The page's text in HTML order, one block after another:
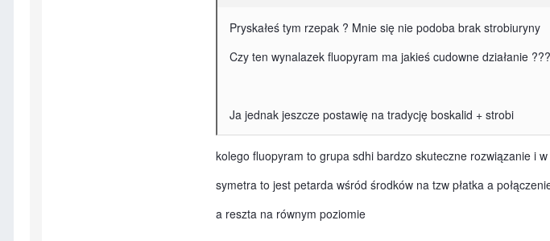
Pryskałeś tym rzepak ? Mnie się nie podoba brak strobiuryny
Czy ten wynalazek fluopyram ma jakieś cudowne działanie ???
Ja jednak jeszcze postawię na tradycję boskalid + strobi
kolego fluopyram to grupa sdhi bardzo skuteczne rozwiązanie i
symetra to jest petarda wśród środków na tzw płatka a
a reszta na równym poziomie